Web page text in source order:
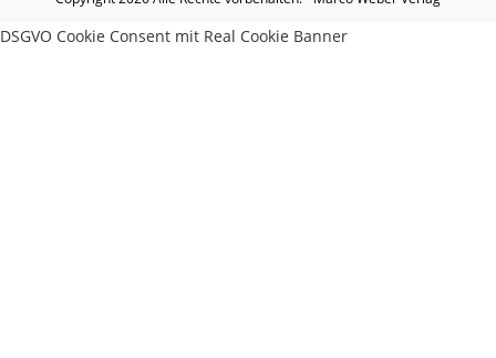
DSGVO Cookie Consent mit Real Cookie Banner